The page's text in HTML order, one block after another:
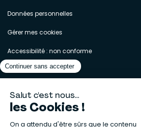
Données personnelles
Gérer mes cookies
Accessibilité : non conforme